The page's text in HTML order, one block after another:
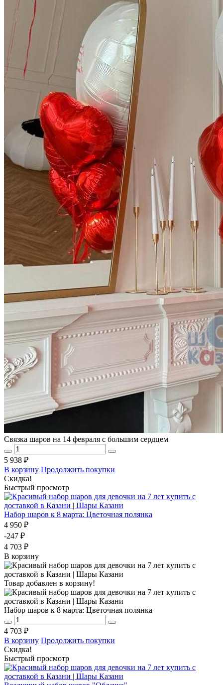
Связка шаров на 14 февраля с большим сердцем
5 938 ₽
В корзину Продолжить покупки
Скидка!
Быстрый просмотр
Набор шаров к 8 марта: Цветочная полянка
4 950 ₽
-247 ₽
4 703 ₽
В корзину
Товар добавлен в корзину!
Набор шаров к 8 марта: Цветочная полянка
4 703 ₽
В корзину Продолжить покупки
Скидка!
Быстрый просмотр